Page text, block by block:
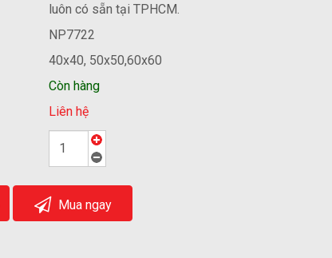
luôn có sẵn tại TPHCM.
NP7722
40x40, 50x50,60x60
Còn hàng
Liên hệ
Mua ngay